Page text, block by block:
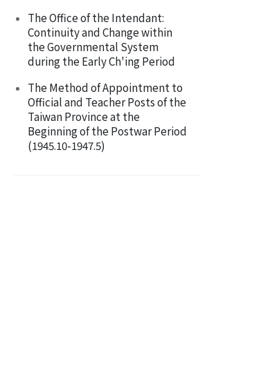
The Office of the Intendant:
Continuity and Change within
the Governmental System
during the Early Ch'ing Period
The Method of Appointment to
Official and Teacher Posts of the
Taiwan Province at the
Beginning of the Postwar Period
(1945.10-1947.5)